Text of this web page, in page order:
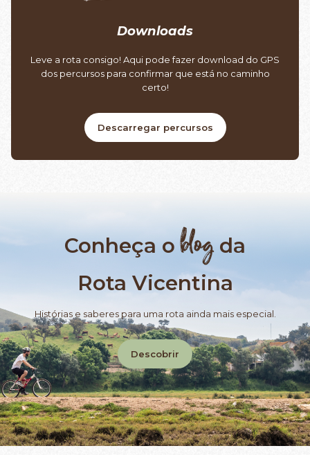
Downloads
Leve a rota consigo! Aqui pode fazer download do GPS
dos percursos para confirmar que está no caminho
certo!
Descarregar percursos
Conheça oblogda
Rota Vicentina
Histórias e saberes para uma rota ainda mais especial.
Descobrir